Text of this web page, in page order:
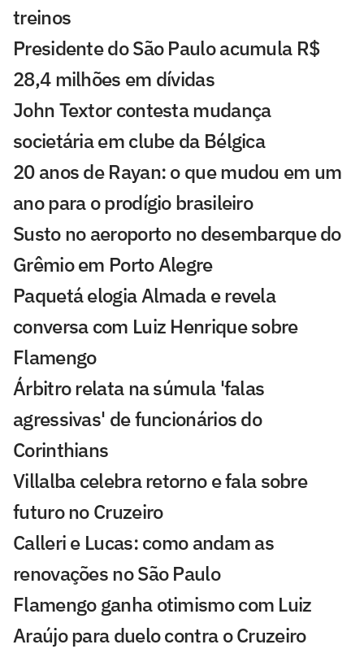
treinos
Presidente do São Paulo acumula R$
28,4 milhões em dívidas
John Textor contesta mudança
societária em clube da Bélgica
20 anos de Rayan: o que mudou em um
ano para o prodígio brasileiro
Susto no aeroporto no desembarque do
Grêmio em Porto Alegre
Paquetá elogia Almada e revela
conversa com Luiz Henrique sobre
Flamengo
Árbitro relata na súmula 'falas
agressivas' de funcionários do
Corinthians
Villalba celebra retorno e fala sobre
futuro no Cruzeiro
Calleri e Lucas: como andam as
renovações no São Paulo
Flamengo ganha otimismo com Luiz
Araújo para duelo contra o Cruzeiro